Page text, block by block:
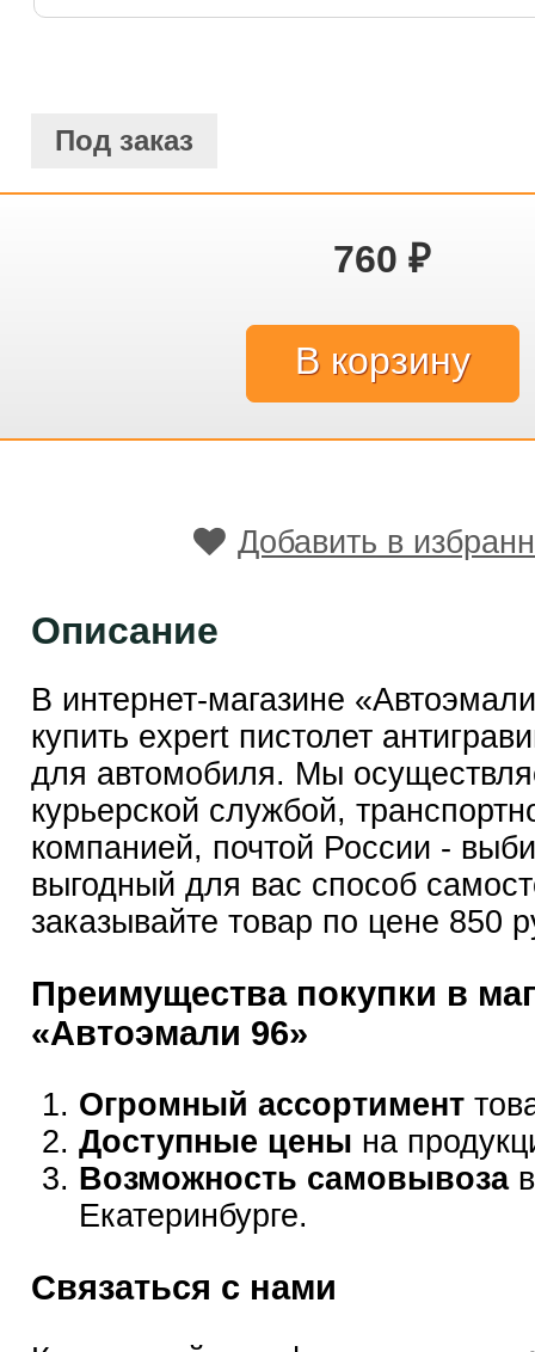
Под заказ
760 ₽
Добавить в
Описание
В интернет-магазине
купить expert пистолет
для автомобиля. Мы
курьерской службой,
компанией, почтой России -
выгодный для вас способ
заказывайте товар по цене 850
Преимущества покупки в
«Автоэмали 96»
Огромный ассортимент
Доступные цены на
Возможность самовывозав
Екатеринбурге.
Связаться с нами